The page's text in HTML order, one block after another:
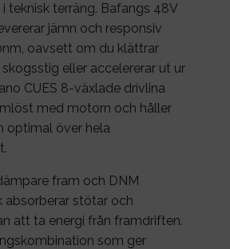
teknisk terräng. Bafangs 48V
jämn och responsiv
oavsett om du klättrar
eller accelererar ut ur
CUES 8-växlade drivlina
med motorn och håller
optimal över hela
fram och DNM
absorberar stötar och
att ta energi från framdriften.
som ger